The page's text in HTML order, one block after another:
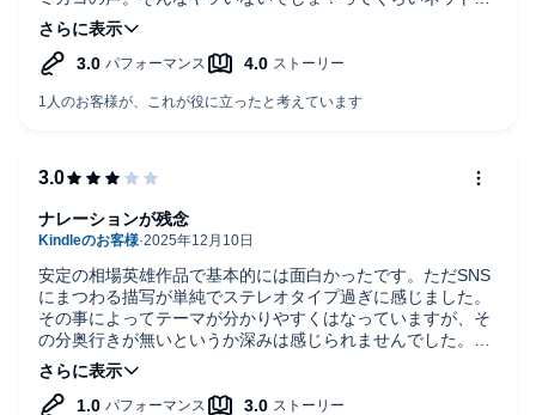
とした話し方。少しそこが残念だったかなー。
安定の相場英雄作品で基本的には面白かったです。ただSNS
にまつわる描写が単純でステレオタイプ過ぎに感じました。
その事によってテーマが分かりやすくはなっていますが、そ
の分奥行きが無いというか深みは感じられませんでした。非
常に残念だったのがナレーションです。台詞部分があまりに
も棒読み過ぎて緊張感有る場面を台無しにしています。声優
や舞台俳優並みに感情過多にして欲しいとは言いませんが、
ナレーションが残念